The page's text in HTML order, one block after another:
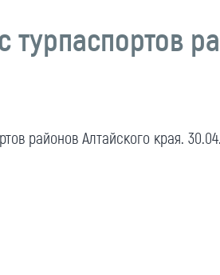
турпаспортов
районов Алтайского края.